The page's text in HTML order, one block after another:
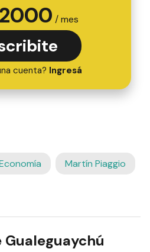
2000 / mes
cuenta? Ingresá
Martín Piaggio
Gualeguaychú